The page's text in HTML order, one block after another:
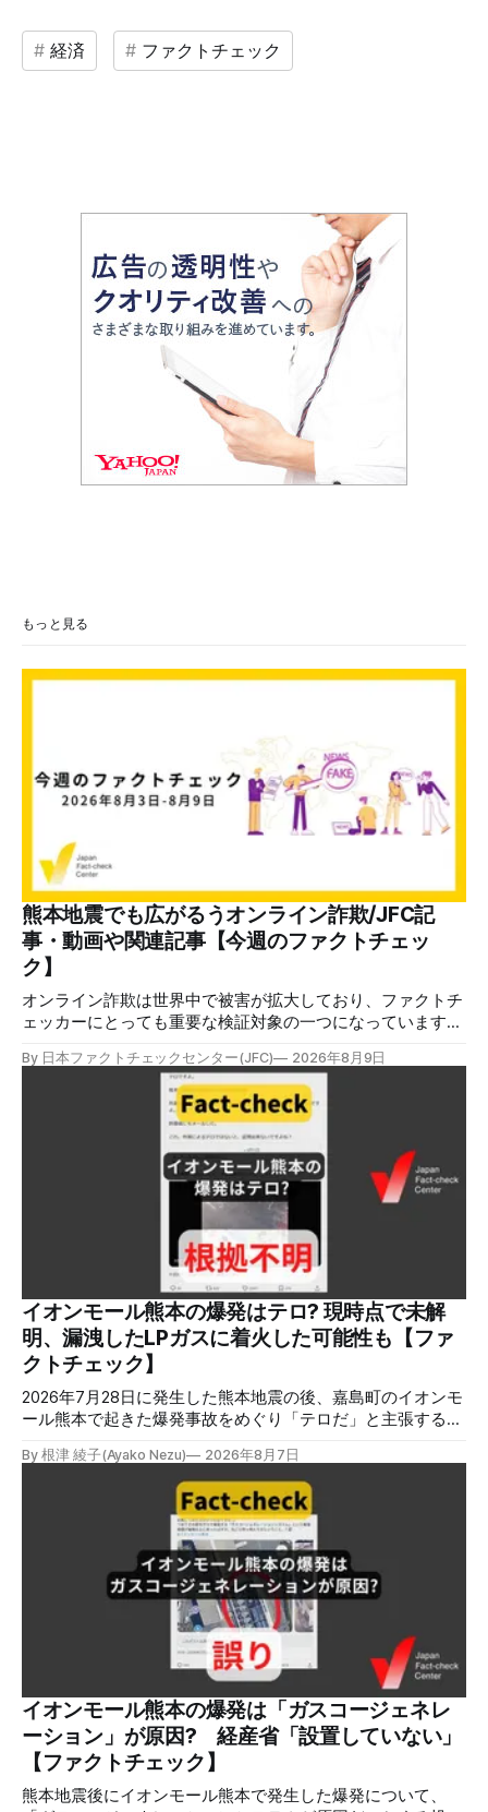
経済 ファクトチェック
もっと見る
熊本地震でも広がるうオンライン詐欺/JFC記
事・動画や関連記事【今週のファクトチェッ
ク】
オンライン詐欺は世界中で被害が拡大しており、ファクトチ
ェッカーにとっても重要な検証対象の一つになっています。
トへのリンクを貼るなどの手口が複数確認されています。
✉️日本ファクトチェックセンター（JFC）がこの1週間に出
した記事を中心に、その他のメディアも含めて、ファクトチ
ェックや偽情報関連の情報をまとめました。同じ内容をニュ
ースレターでも配信しています。登録はこちら。 今週のお
本ファクトチェックセンター（JFC）は、ファクトチェック
やメディア情報リテラシーに関する講師養成講座を月に1度
開催しています。講座はオンラインで90分間。修了者には認
定バッジと教室や職場などで利用可能な教材を提供します。
次回の開講は8月23日（日）午後4時~5時30分で、お申し込
みはこちら。 日本ファクトチェックセンター（JFC） ファ
クトチェック講師養成講座 8月23日（日）開催分日本ファ
クトチェックセンター（JFC）による講師養成講座です。 講
師養成講座（オ
By 日本ファクトチェックセンター(JFC) 2026年8月9日
イオンモール熊本の爆発はテロ? 現時点で未解
明、漏洩したLPガスに着火した可能性も【ファ
クトチェック】
2026年7月28日に発生した熊本地震の後、嘉島町のイオンモ
ール熊本で起きた爆発事故をめぐり「テロだ」と主張する投
LPガスに着火した可能性に言及していますが、現時点で未解
明です。イオンは8月5日、外部専門家らによる事故調査委員
会を設置すると発表しました。 検証対象 拡散した言説 2026
年8月2日、イオンモール熊本の爆発がテロによるものだと主
張する投稿がＸで拡散した。 検証する理由 8月5日現在、投
稿は600回以上リポストされ、表示は19万件を超える。 同様
の情報の拡散量を調べるため、「熊本」「イオンモール」
「爆発」「テロ」など複数のキーワードを組み合わせてソー
シャル分析ツールMeltwaterで調べると、総投稿数は8月5日
までに約9900件あった(例1,2,3)。拡散のほとんどはXだ。 こ
れらの投稿は根拠を示していないが、「ガス爆発には見えな
いね」「これは 熊本を略奪する為のテロですよ」など、投
稿を真に受けたり、同調する反応が多い。「デマまたは不確
定な情報を流すな」や「陰謀論だよ」などの指摘
By 根津 綾子(Ayako Nezu) 2026年8月7日
イオンモール熊本の爆発は「ガスコージェネレ
ーション」が原因? 経産省「設置していない」
【ファクトチェック】
熊本地震後にイオンモール熊本で発生した爆発について、